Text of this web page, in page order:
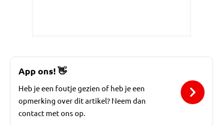
App ons!👋
Heb je een foutje gezien of heb je een
opmerking over dit artikel? Neem dan
contact met ons op.